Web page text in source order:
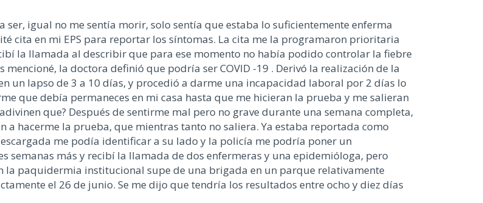
ser, igual no me sentía morir, solo sentía que estaba lo suficientemente enferma
cita en mi EPS para reportar los síntomas. La cita me la programaron prioritaria
la llamada al describir que para ese momento no había podido controlar la fiebre
la doctora definió que podría ser COVID -19 . Derivó la realización de la
un lapso de 3 a 10 días, y procedió a darme una incapacidad laboral por 2 días lo
que debía permaneces en mi casa hasta que me hicieran la prueba y me salieran
que? Después de sentirme mal pero no grave durante una semana completa,
hacerme la prueba, que mientras tanto no saliera. Ya estaba reportada como
me podía identificar a su lado y la policía me podría poner un
semanas más y recibí la llamada de dos enfermeras y una epidemióloga, pero
la paquidermia institucional supe de una brigada en un parque relativamente
el 26 de junio. Se me dijo que tendría los resultados entre ocho y diez días